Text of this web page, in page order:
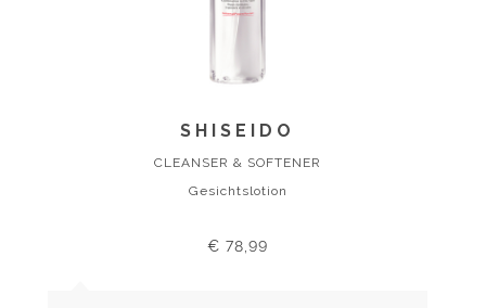
SHISEIDO
CLEANSER & SOFTENER
Gesichtslotion
€ 78,99